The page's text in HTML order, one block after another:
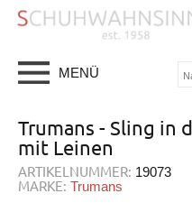
MENÜ
Trumans - Sling in
mit Leinen
ARTIKELNUMMER: 19073
MARKE: Trumans